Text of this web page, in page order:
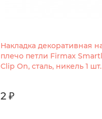
Накладка декоративная
плечо петли Firmax
Clip On, сталь, никель 1 шт.
2 ₽